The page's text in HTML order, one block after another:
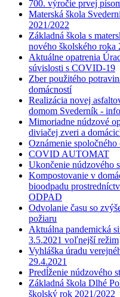
700. výročie prvej
Materská škola
2021/2022
Základná škola s
nového školského roka
Aktuálne opatrenia
súvislosti s COVID-19
Zber použitého
domácností
Realizácia novej
domom Svederník -
Mimoriadne núdzové
diviačej zveri a
Oznámenie
COVID AUTOMAT
Ukončenie núdzového
Kompostovanie v
bioodpadu
ODPAD
Odvolanie času so
požiaru
Aktuálna pandemická
3.5.2021 voľnejší režim
Vyhláška úradu
29.4.2021
Predĺženie núdzového
Základná škola Dlhé
školský rok 2021/2022